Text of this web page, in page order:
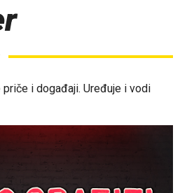
i događaji. Uređuje i vodi